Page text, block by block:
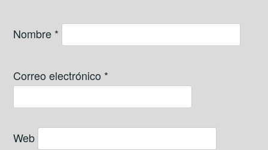
Nombre *
Correo electrónico *
Web